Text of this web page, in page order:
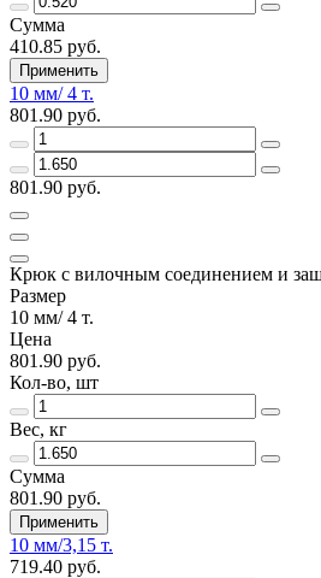
Сумма
410.85 руб.
Применить
10 мм/ 4 т.
801.90 руб.
801.90 руб.
Крюк с вилочным соединением и
Размер
10 мм/ 4 т.
Цена
801.90 руб.
Кол-во, шт
Вес, кг
Сумма
801.90 руб.
Применить
10 мм/3,15 т.
719.40 руб.